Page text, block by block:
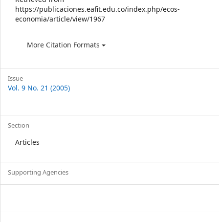
https://publicaciones.eafit.edu.co/index.php/ecos-
economia/article/view/1967
More Citation Formats
Issue
Vol. 9 No. 21 (2005)
Section
Articles
Supporting Agencies